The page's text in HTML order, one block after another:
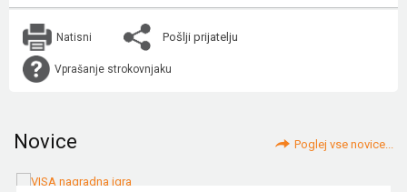
Natisni Pošlji prijatelju
Vprašanje strokovnjaku
Novice Poglej vse novice...